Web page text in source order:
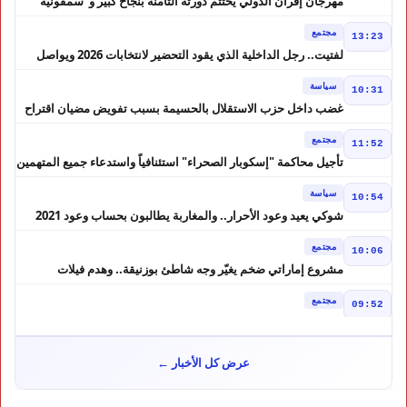
13:23 مجتمع
لفتيت.. رجل الداخلية الذي يقود التحضير لانتخابات 2026 ويواصل
10:31 سياسة
غضب داخل حزب الاستقلال بالحسيمة بسبب تفويض مضيان اقتراح
11:52 مجتمع
تأجيل محاكمة "إسكوبار الصحراء" استئنافياً واستدعاء جميع المتهمين
10:54 سياسة
شوكي يعيد وعود الأحرار.. والمغاربة يطالبون بحساب وعود 2021
10:06 مجتمع
مشروع إماراتي ضخم يغيّر وجه شاطئ بوزنيقة.. وهدم فيلات
09:52 مجتمع
الضحايا
المغرب
عرض كل الأخبار ←